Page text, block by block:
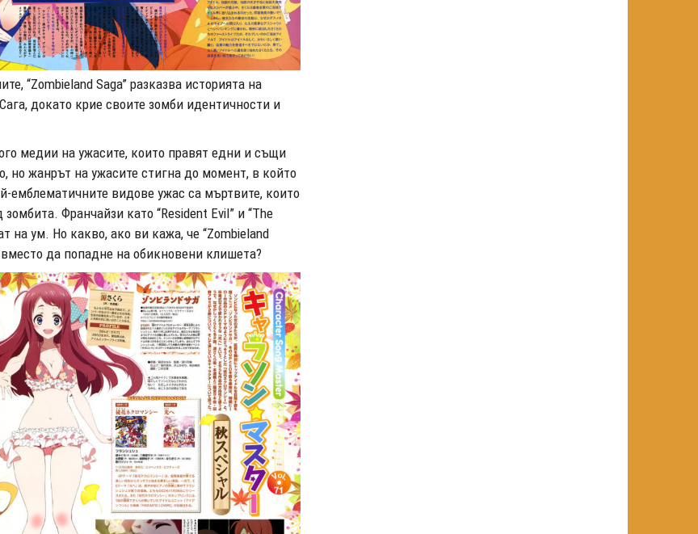
“Zombieland Saga” разказва историята на
докато крие своите зомби идентичности и
медии на ужасите, които правят едни и същи
но жанрът на ужасите стигна до момент, в който
емблематичните видове ужас са мъртвите, които
Франчайзи като “Resident Evil” и “The
на ум. Но какво, ако ви кажа, че “Zombieland
да попадне на обикновени клишета?